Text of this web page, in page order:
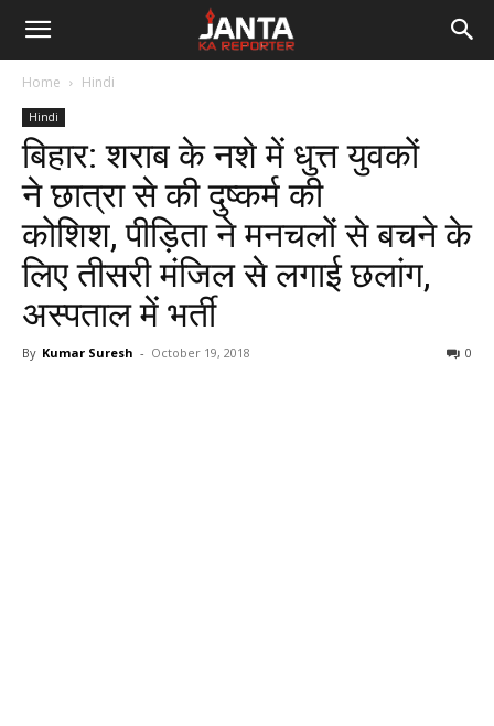
Janta
Reporter
Home Hindi
Hindi
बिहार: शराब के नशे में धुत्त युवकों
ने छात्रा से की दुष्कर्म की
कोशिश, पीड़िता ने मनचलों से बचने के
लिए तीसरी मंजिल से लगाई छलांग,
अस्पताल में भर्ती
By Kumar Suresh - October 19, 2018 0